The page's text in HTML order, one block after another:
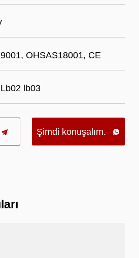
OHSAS18001, CE
Lb02 lb03
Şimdi konuşalım. 